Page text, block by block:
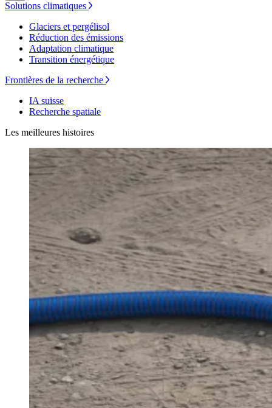
Solutions climatiques
Glaciers et pergélisol
Réduction des émissions
Adaptation climatique
Transition énergétique
Frontières de la recherche
IA suisse
Recherche spatiale
Les meilleures histoires